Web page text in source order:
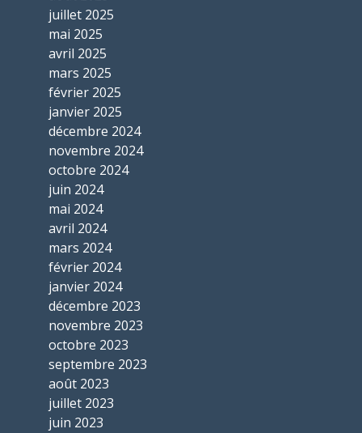
juillet 2025
mai 2025
avril 2025
mars 2025
février 2025
janvier 2025
décembre 2024
novembre 2024
octobre 2024
juin 2024
mai 2024
avril 2024
mars 2024
février 2024
janvier 2024
décembre 2023
novembre 2023
octobre 2023
septembre 2023
août 2023
juillet 2023
juin 2023